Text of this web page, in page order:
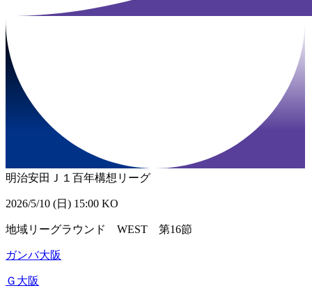
明治安田Ｊ１百年構想リーグ
2026/5/10 (日) 15:00 KO
地域リーグラウンド WEST 第16節
ガンバ大阪
Ｇ大阪